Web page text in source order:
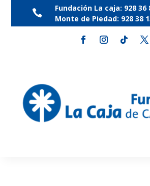
 Fundación La caja: 928 36
Monte de Piedad: 928 38